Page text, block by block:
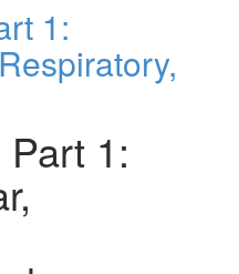
1:
1: